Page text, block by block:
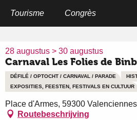
Tourisme Congrès
28 augustus > 30 augustus
Carnaval Les Folies de
DÉFILÉ / OPTOCHT / CARNAVAL / PARADE
EXPOSITIES, FEESTEN, FESTIVALS EN CULTUUR
Place d'Armes, 59300 Valenciennes
Routebeschrijving